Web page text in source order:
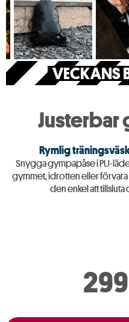
VECKANS
Rymlig
Snygga gympapåse i PU-
gymmet, idrotten eller
den enkel att